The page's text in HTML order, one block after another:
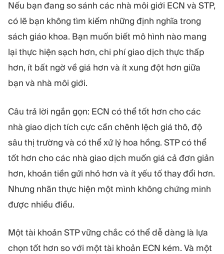
Nếu bạn đang so sánh các nhà môi giới ECN và STP,
có lẽ bạn không tìm kiếm những định nghĩa trong
sách giáo khoa. Bạn muốn biết mô hình nào mang
lại thực hiện sạch hơn, chi phí giao dịch thực thấp
hơn, ít bất ngờ về giá hơn và ít xung đột hơn giữa
bạn và nhà môi giới.
Câu trả lời ngắn gọn: ECN có thể tốt hơn cho các
nhà giao dịch tích cực cần chênh lệch giá thô, độ
sâu thị trường và có thể xử lý hoa hồng. STP có thể
tốt hơn cho các nhà giao dịch muốn giá cả đơn giản
hơn, khoản tiền gửi nhỏ hơn và ít yếu tố thay đổi hơn.
Nhưng nhãn thực hiện một mình không chứng minh
được nhiều điều.
Một tài khoản STP vững chắc có thể dễ dàng là lựa
chọn tốt hơn so với một tài khoản ECN kém. Và một
MÔ-ĐUN
Sàn giao dịch Hậu cần
TÀI NGUYÊN
Hướng dẫn tiếp thị
Blog
Video hướng dẫn
Công cụ tính lợi nhuận
Kế hoạch kinh doanh
THÊM
Giới thiệu về Quadcode
Con số
Tin tức công ty
Nghề nghiệp
Bền vững
THEO DÕI CHÚNG TÔI